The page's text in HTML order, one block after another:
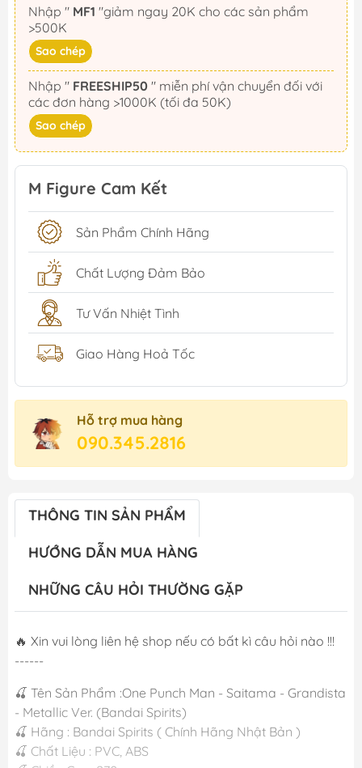
Nhập " MF1
>500K
Sao chép
Nhập " FREESHIP50
các đơn hàng >1000K (tối đa 50K)
Sao chép
M Figure Cam Kết
Sản Phẩm Chính Hãng
Chất Lượng Đảm Bảo
Tư Vấn Nhiệt Tình
Giao Hàng Hoả Tốc
Hỗ trợ mua hàng
090.345.2816
THÔNG TIN SẢN PHẨM
HƯỚNG DẪN MUA HÀNG
NHỮNG CÂU HỎI THƯỜNG GẶP
🔥 Xin vui lòng liên hệ shop nếu có bất kì câu hỏi nào !!!
------
🍒 Tên Sản Phẩm :One Punch Man - Saitama - Grandista
- Metallic Ver. (Bandai Spirits)
🍒 Hãng : Bandai Spirits ( Chính Hãng Nhật Bản )
🍒 Chất Liệu : PVC, ABS